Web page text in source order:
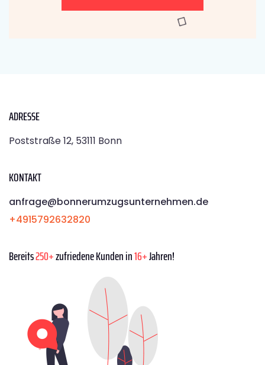
ADRESSE
Poststraße 12, 53111 Bonn
KONTAKT
anfrage@bonnerumzugsunternehmen.de
+4915792632820
Bereits250+zufriedene Kunden in16+Jahren!